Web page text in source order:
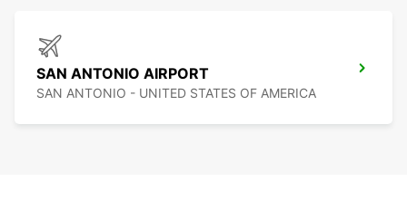
SAN ANTONIO AIRPORT
SAN ANTONIO - UNITED STATES OF AMERICA